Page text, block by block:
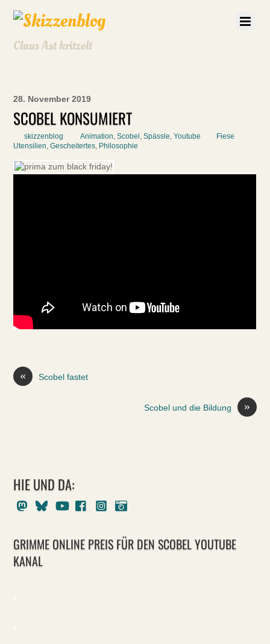
Claus Ast kritzelt
28. November 2019
SCOBEL KONSUMIERT
skizzenblog Animation,Scobel ,Spässle,Youtube
Fiese
Utensilien,Gescheitertes, Philosophie
« Scobel fastet
»
Scobel und die Bildung
HIE UND DA:
MastodonBlueskyYoutubeFacebookInstagram
GRIMME ONLINE PREIS FÜR DEN SCOBEL YOUTUBE
KANAL